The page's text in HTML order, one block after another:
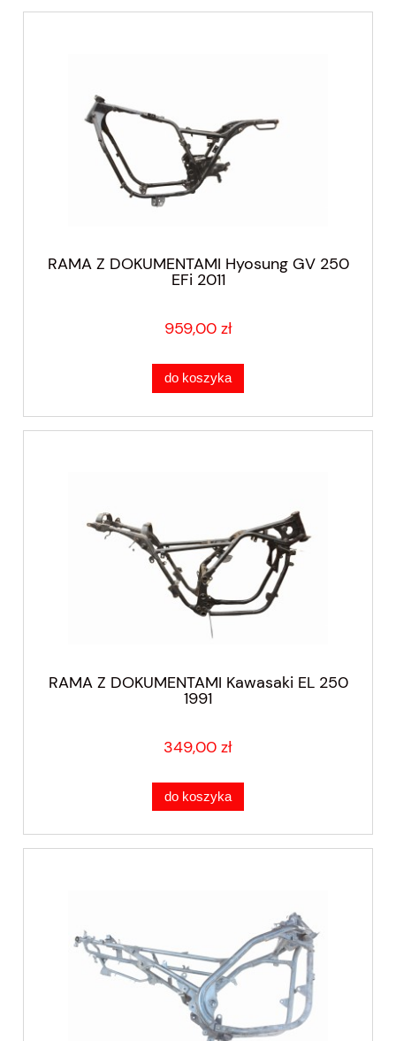
RAMA Z DOKUMENTAMI Hyosung GV 250
EFi 2011
959,00 zł
do koszyka
RAMA Z DOKUMENTAMI Kawasaki EL 250
1991
349,00 zł
do koszyka